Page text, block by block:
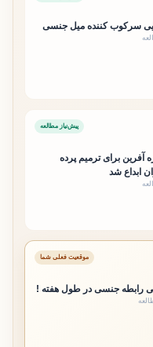
پیش‌نیاز مطالعه
آفرین برای ترمیم پرده
ابداع شد
موقعیت فعلی شما
رابطه جنسی در طول هفته !